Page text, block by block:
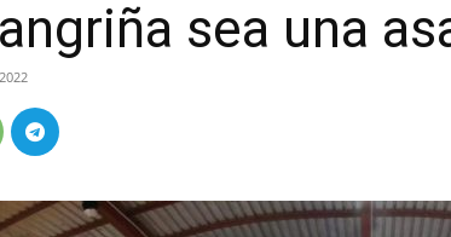
sea una